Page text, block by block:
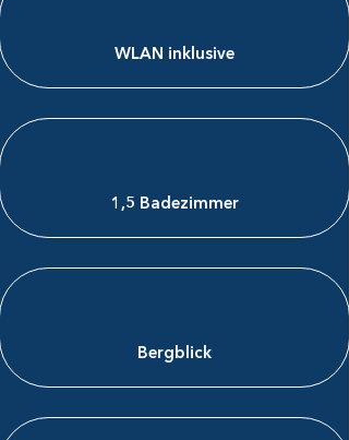
WLAN inklusive​
1,5 Badezimmer
Bergblick